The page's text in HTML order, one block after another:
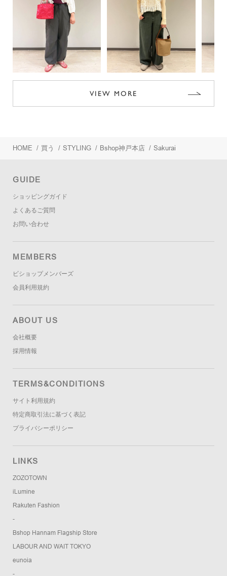
VIEW MORE
HOME / 買う / STYLING / Bshop神戸本店 / Sakurai
GUIDE
ショッピングガイド
よくあるご質問
お問い合わせ
MEMBERS
ビショップメンバーズ
会員利用規約
ABOUT US
会社概要
採用情報
TERMS&CONDITIONS
サイト利用規約
特定商取引法に基づく表記
プライバシーポリシー
LINKS
ZOZOTOWN
iLumine
Rakuten Fashion
-
Bshop Hannam Flagship Store
LABOUR AND WAIT TOKYO
eunoia
-